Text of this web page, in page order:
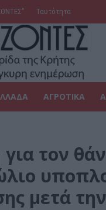
Ταυτότητα
ΑΓΡΟΤΙΚΑ
για τον
μετά